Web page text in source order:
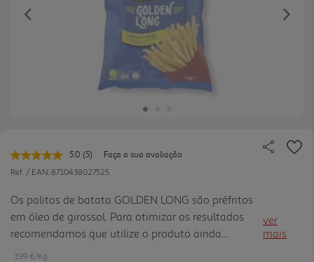
Previous
5.0 Leu
5
Link
para
a
mesma
página.
(5)
Faça a sua avaliação
Ref. / EAN: 8710438027525
Os palitos de batata GOLDEN LONG são préfritos
em óleo de girassol. Para otimizar os resultados
recomendamos que utilize o produto ainda
congelado e que siga os métodos de preparação
ver
mais
3.99 €/Kg